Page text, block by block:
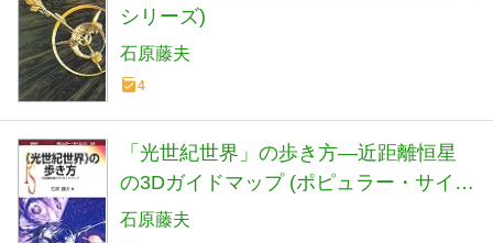
シリーズ)
石原藤夫
4
「光世紀世界」の歩き方―近距離恒星
の3Dガイドマップ (ポピュラー・サイエ
ンス)
石原藤夫